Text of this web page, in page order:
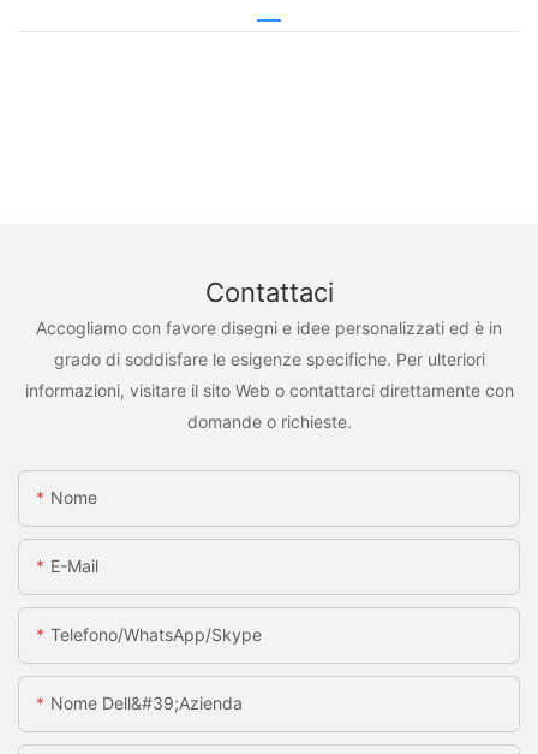
Contattaci
Accogliamo con favore disegni e idee personalizzati ed è in
grado di soddisfare le esigenze specifiche. Per ulteriori
informazioni, visitare il sito Web o contattarci direttamente con
domande o richieste.
Nome
E-Mail
Telefono/WhatsApp/Skype
Nome Dell&#39;azienda